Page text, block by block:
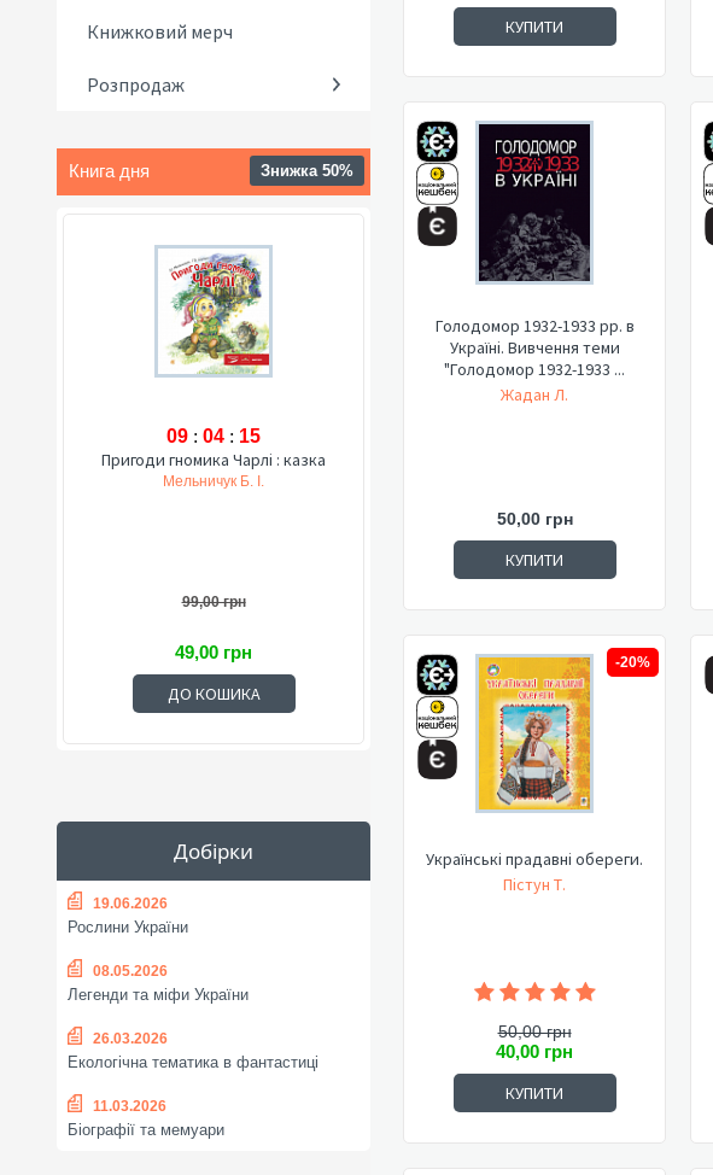
Книжковий мерч
Розпродаж
Книга дня Знижка 50%
09 : 04 : 14
Пригоди гномика Чарлі : казка
Мельничук Б. І.
99,00 грн
49,00 грн
ДО КОШИКА
Добірки
19.06.2026
Рослини України
08.05.2026
Легенди та міфи України
26.03.2026
Екологічна тематика в фантастиці
11.03.2026
Біографії та мемуари
КУПИТИ
Голодомор 1932-1933 рр. в
Україні. Вивчення теми
"Голодомор 1932-1933 ...
Жадан Л.
50,00 грн
КУПИТИ
-20%
Українські прадавні обереги.
Пістун Т.
50,00 грн
40,00 грн
КУПИТИ